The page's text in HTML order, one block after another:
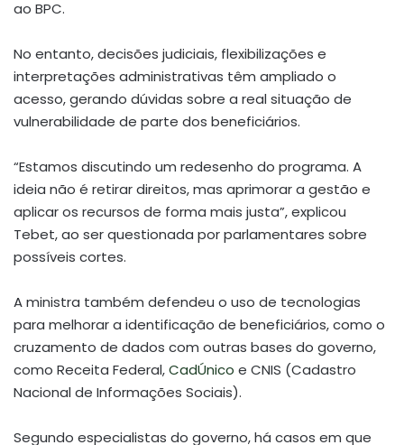
ao BPC.
No entanto, decisões judiciais, flexibilizações e
interpretações administrativas têm ampliado o
acesso, gerando dúvidas sobre a real situação de
vulnerabilidade de parte dos beneficiários.
“Estamos discutindo um redesenho do programa. A
ideia não é retirar direitos, mas aprimorar a gestão e
aplicar os recursos de forma mais justa”, explicou
Tebet, ao ser questionada por parlamentares sobre
possíveis cortes.
A ministra também defendeu o uso de tecnologias
para melhorar a identificação de beneficiários, como o
cruzamento de dados com outras bases do governo,
como Receita Federal,CadÚnico e CNIS (Cadastro
Nacional de Informações Sociais).
Segundo especialistas do governo, há casos em que